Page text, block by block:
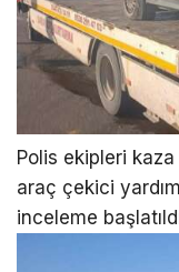
Polis ekipleri
araç çekici
inceleme